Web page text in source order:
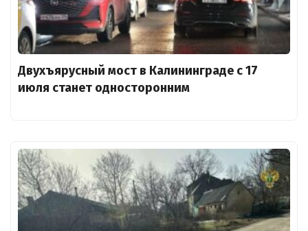
Двухъярусный мост в Калининграде с 17
июля станет односторонним